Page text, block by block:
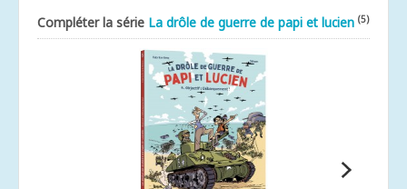
Compléter la série La drôle de guerre de papi et lucien (5)